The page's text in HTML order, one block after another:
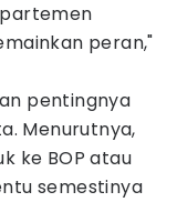
peran,"
pentingnya
Menurutnya,
ke BOP atau
semestinya